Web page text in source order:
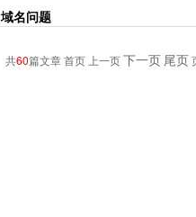
域名问题
共60篇文章 首页 上一页下一页 尾页